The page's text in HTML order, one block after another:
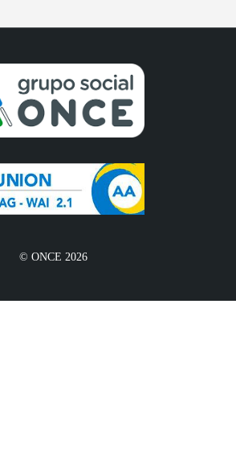
© ONCE 2026